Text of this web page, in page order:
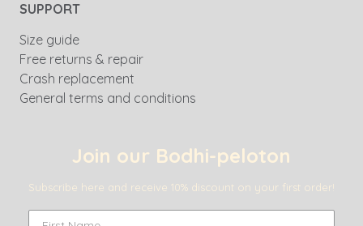
SUPPORT
Size guide
Free returns & repair
Crash replacement
General terms and conditions
Join our Bodhi-peloton
Subscribe here and receive 10% discount on your first order!